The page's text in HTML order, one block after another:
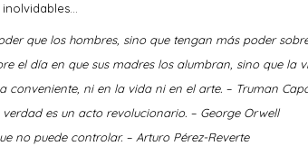
que los hombres, sino que tengan más poder
el día en que sus madres los alumbran, sino que
conveniente, ni en la vida ni en el arte. – Truman
es un acto revolucionario. – George Orwell
no puede controlar. – Arturo Pérez-Reverte